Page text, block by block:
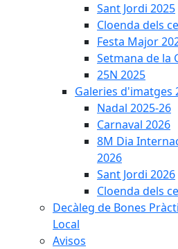
Sant Jordi 2025
Cloenda dels
Festa Major
Setmana de la
25N 2025
Galeries d'imatges
Nadal 2025-26
Carnaval 2026
8M Dia
2026
Sant Jordi 2026
Cloenda dels
Decàleg de Bones
Local
Avisos